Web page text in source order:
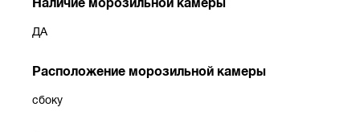
Наличие морозильной камеры
ДА
Расположение морозильной камеры
сбоку